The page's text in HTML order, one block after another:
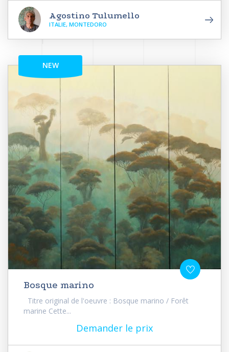
Agostino Tulumello
ITALIE, MONTEDORO
NEW
Bosque marino
Titre original de l'oeuvre : Bosque marino / Forêt
marine Cette...
Demander le prix